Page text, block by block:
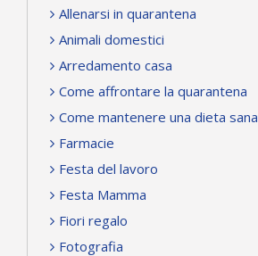
Allenarsi in quarantena
Animali domestici
Arredamento casa
Come affrontare la quarantena
Come mantenere una dieta sana
Farmacie
Festa del lavoro
Festa Mamma
Fiori regalo
Fotografia